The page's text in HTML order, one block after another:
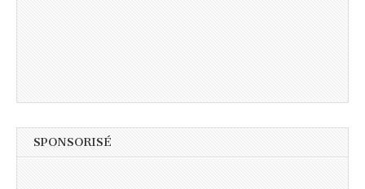
SPONSORISÉ